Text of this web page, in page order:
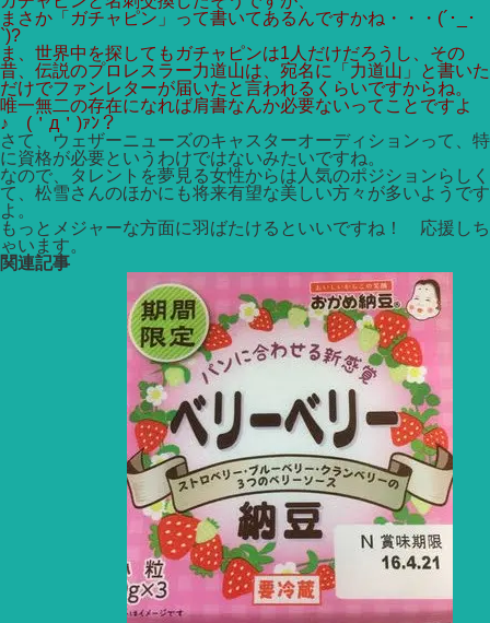
まさか「ガチャピン」って書いてあるんですかね・・・(´･_･
`)?
ま、世界中を探してもガチャピンは1人だけだろうし、その
昔、伝説のプロレスラー力道山は、宛名に「力道山」と書いた
だけでファンレターが届いたと言われるくらいですからね。
唯一無二の存在になれば肩書なんか必要ないってことですよ
♪ (＇д＇)ｧﾝ？
さて、ウェザーニューズのキャスターオーディションって、特
に資格が必要というわけではないみたいですね。
なので、タレントを夢見る女性からは人気のポジションらしく
て、松雪さんのほかにも将来有望な美しい方々が多いようです
よ。
もっとメジャーな方面に羽ばたけるといいですね！ 応援しち
ゃいます。
関連記事